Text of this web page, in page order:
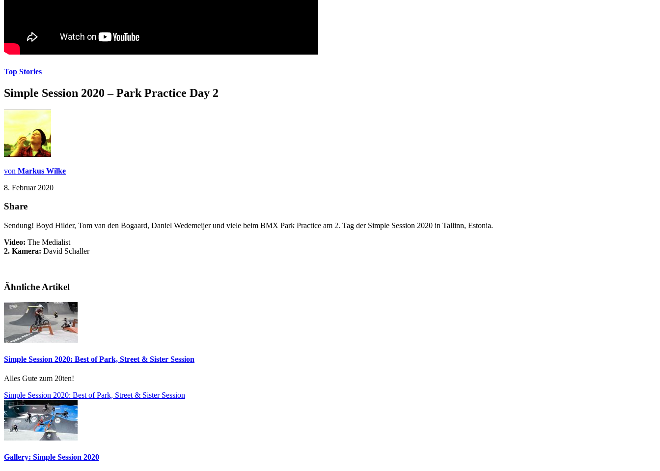
Top Stories
Simple Session 2020 – Park Practice Day 2
von Markus Wilke
8. Februar 2020
Share
Sendung! Boyd Hilder, Tom van den Bogaard, Daniel Wedemeijer und viele beim BMX Park Practice am 2. Tag der Simple Session 2020 in Tallinn, Estonia.
Video: The Medialist
2. Kamera: David Schaller
Ähnliche Artikel
Simple Session 2020: Best of Park, Street & Sister Session
Alles Gute zum 20ten!
Simple Session 2020: Best of Park, Street & Sister Session
Gallery: Simple Session 2020